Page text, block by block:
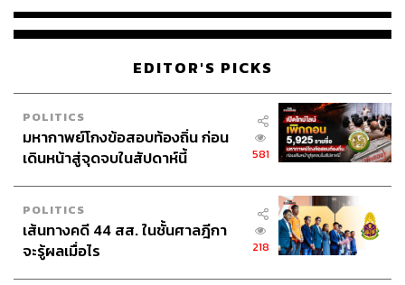
EDITOR'S PICKS
POLITICS
มหากาพย์โกงข้อสอบท้องถิ่น ก่อน
เดินหน้าสู่จุดจบในสัปดาห์นี้
581
POLITICS
เส้นทางคดี 44 สส. ในชั้นศาลฎีกา
จะรู้ผลเมื่อไร
218